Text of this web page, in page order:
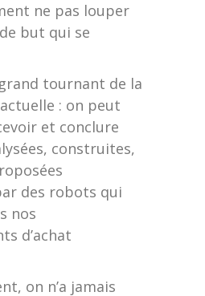
ne pas louper
but qui se
grand tournant de la
: on peut
et conclure
construites,
des robots qui
nos
d’achat
on n’a jamais